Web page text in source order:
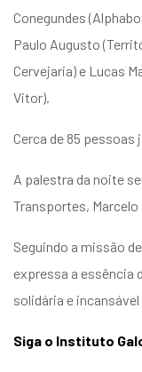
Conegundes
Paulo Augusto
Cervejaria) e Lucas
Vitor).
Cerca de 85
A palestra da noite
Transportes, Marcelo
Seguindo a missão
expressa a essência
solidária e
Siga o Instituto